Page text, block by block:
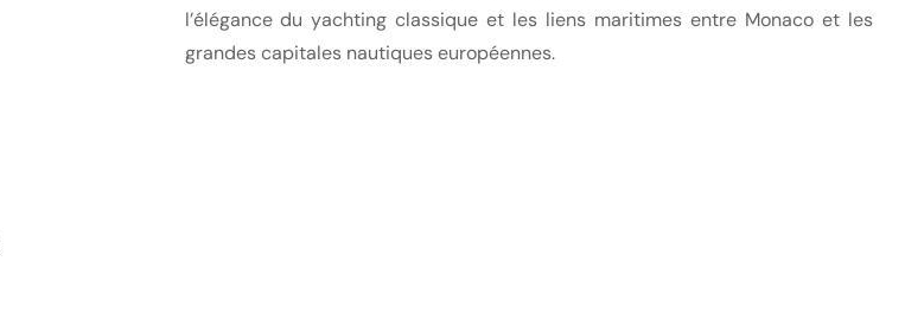
l’élégance du yachting classique et les liens maritimes entre Monaco et les
grandes capitales nautiques européennes.